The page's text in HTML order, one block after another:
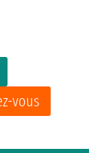
vous